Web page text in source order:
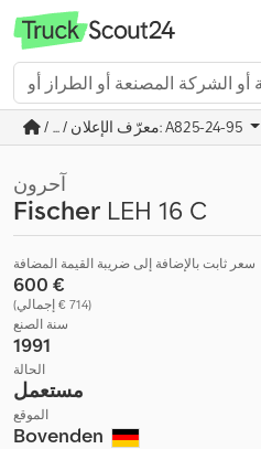
/ ... / معرّف الإعلان: A825-24-95
آحرون
Fischer LEH 16 C
سعر ثابت بالإضافة إلى ضريبة القيمة المضافة
‏600 €
(‏714 € إجمالي)
سنة الصنع
1991
الحالة
مستعمل
الموقع
Bovenden